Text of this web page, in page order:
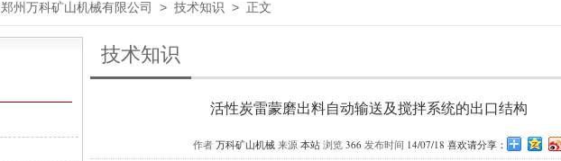
郑州万科矿山机械有限公司 > 技术知识 > 正文
技术知识
活性炭雷蒙磨出料自动输送及搅拌系统的出口结构
作者 万科矿山机械 来源 本站 浏览 366 发布时间 14/07/18 喜欢请分享：